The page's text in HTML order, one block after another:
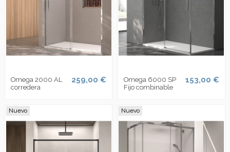
Omega 2000 AL
corredera
259,00 €
Omega 6000 SP
Fijo combinable
153,00 €
Nuevo Nuevo